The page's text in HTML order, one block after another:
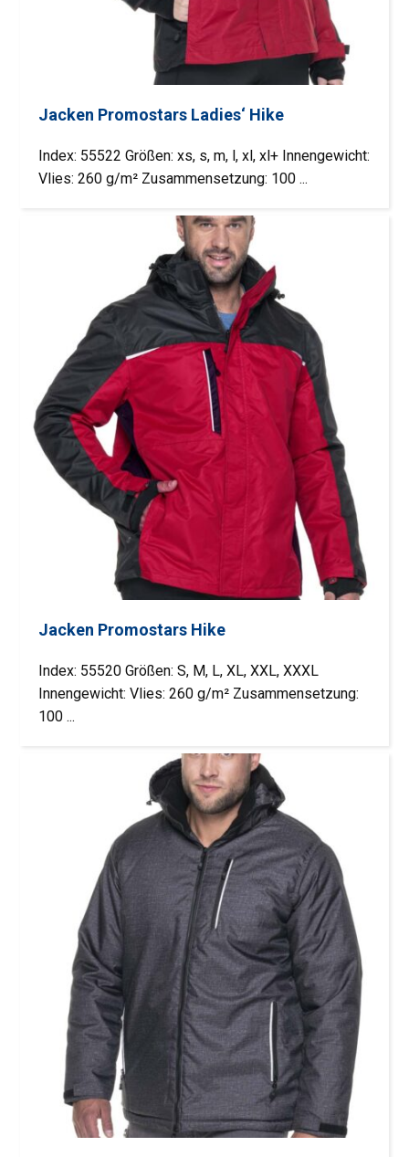
Jacken Promostars Ladies‘ Hike
Index: 55522 Größen: xs, s, m, l, xl, xl+ Innengewicht:
Vlies: 260 g/m² Zusammensetzung: 100 ...
Jacken Promostars Hike
Index: 55520 Größen: S, M, L, XL, XXL, XXXL
Innengewicht: Vlies: 260 g/m² Zusammensetzung:
100 ...